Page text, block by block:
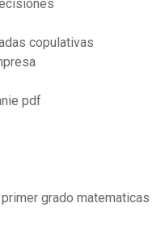
copulativas
pdf
grado matematicas